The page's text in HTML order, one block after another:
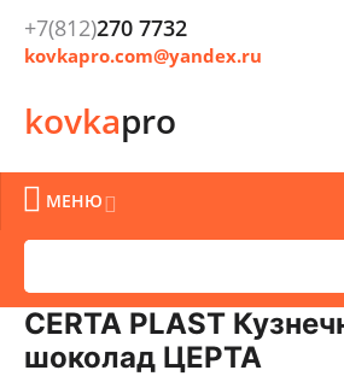
kovkapro
+7(812)270 7732
kovkapro.com@yandex.ru
 МЕНЮ
CERTA PLAST
шоколад ЦЕРТА